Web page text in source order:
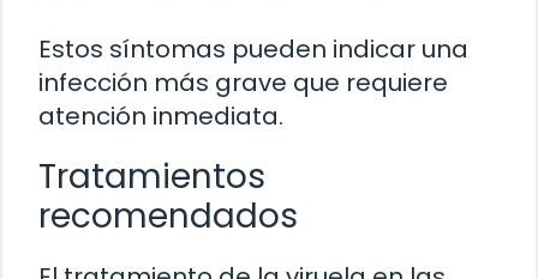
Estos síntomas pueden indicar una
infección más grave que requiere
atención inmediata.
Tratamientos
recomendados